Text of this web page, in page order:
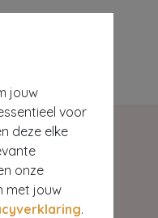
jouw
voor
deze elke
onze
met jouw
.